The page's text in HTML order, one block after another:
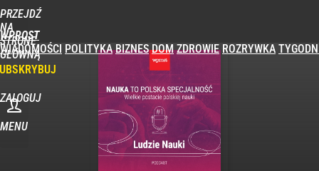
PRZEJDŹ
NA
STRONĘ
GŁÓWNĄ
WPROST
WIADOMOŚCI POLITYKA BIZNES DOM ZDROWIE ROZRYWKA
ZALOGUJ
MENU